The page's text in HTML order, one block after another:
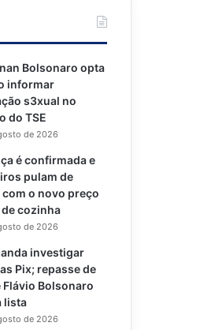
Bolsonaro opta
informar
s3xual no
do TSE
de 2026
é confirmada e
pulam de
o novo preço
cozinha
de 2026
investigar
Pix; repasse de
Flávio Bolsonaro
lista
de 2026